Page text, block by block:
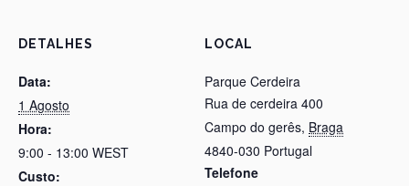
DETALHES
Data:
1 Agosto
Hora:
9:00 - 13:00 WEST
Custo:
LOCAL
Parque Cerdeira
Rua de cerdeira 400
Campo do gerês, Braga
4840-030 Portugal
Telefone